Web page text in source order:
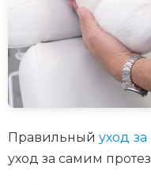
Правильныйуход за
уход за самим